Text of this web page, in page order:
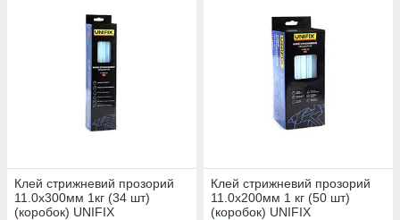
Клей стрижневий прозорий
11.0х300мм 1кг (34 шт)
(коробок) UNIFIX
Клей стрижневий прозорий
11.0х200мм 1 кг (50 шт)
(коробок) UNIFIX